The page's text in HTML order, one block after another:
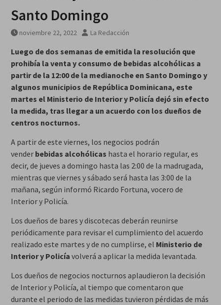
Santo Domingo
noviembre 22, 2022 La Redacción
Luego de dos semanas de emitida la resolución que
prohibía la venta y consumo de bebidas alcohólicas a
partir de la 12:00 de la medianoche en Santo Domingo y
algunos municipios de República Dominicana, este
martes el Ministerio de Interior y Policía dejó sin efecto
la medida, tras llegar a un acuerdo con los dueños de
centros nocturnos.
A partir de este viernes, los negocios podrán
vender bebidas alcohólicas hasta el horario regular, es
decir, de jueves a domingo hasta las 2:00 de la madrugada,
mientras que viernes y sábado será hasta las 3:00 de la
mañana, según informó Ricardo Fortuna, vocero de
Interior y Policía.
Los dueños de bares y discotecas deberán reunirse
periódicamente para revisar el cumplimiento del acuerdo
realizado este martes y de no cumplirse, el Ministerio de
Interior y Policía volverá a aplicar la medida levantada.
Los dueños de negocios nocturnos aplaudieron la decisión
de Interior y Policía, al tiempo que comentaron que
durante el periodo de las medidas tuvieron pérdidas de más